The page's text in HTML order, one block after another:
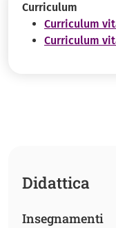
Didattica
Insegnamenti
Curriculum
Curriculum
Curriculum